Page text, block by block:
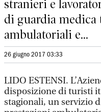
stranieri e
di guardia
ambulatoriali e...
26 giugno 2017 03:33
LIDO ESTENSI.
disposizione di turisti
stagionali, un servizio